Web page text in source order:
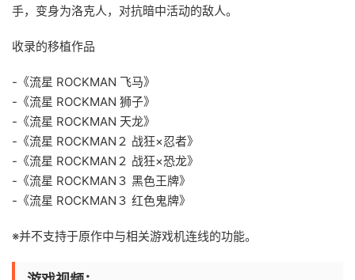
手，变身为洛克人，对抗暗中活动的敌人。
收录的移植作品
-《流星 ROCKMAN 飞马》
-《流星 ROCKMAN 狮子》
-《流星 ROCKMAN 天龙》
-《流星 ROCKMAN２ 战狂×忍者》
-《流星 ROCKMAN２ 战狂×恐龙》
-《流星 ROCKMAN３ 黑色王牌》
-《流星 ROCKMAN３ 红色鬼牌》
※并不支持于原作中与相关游戏机连线的功能。